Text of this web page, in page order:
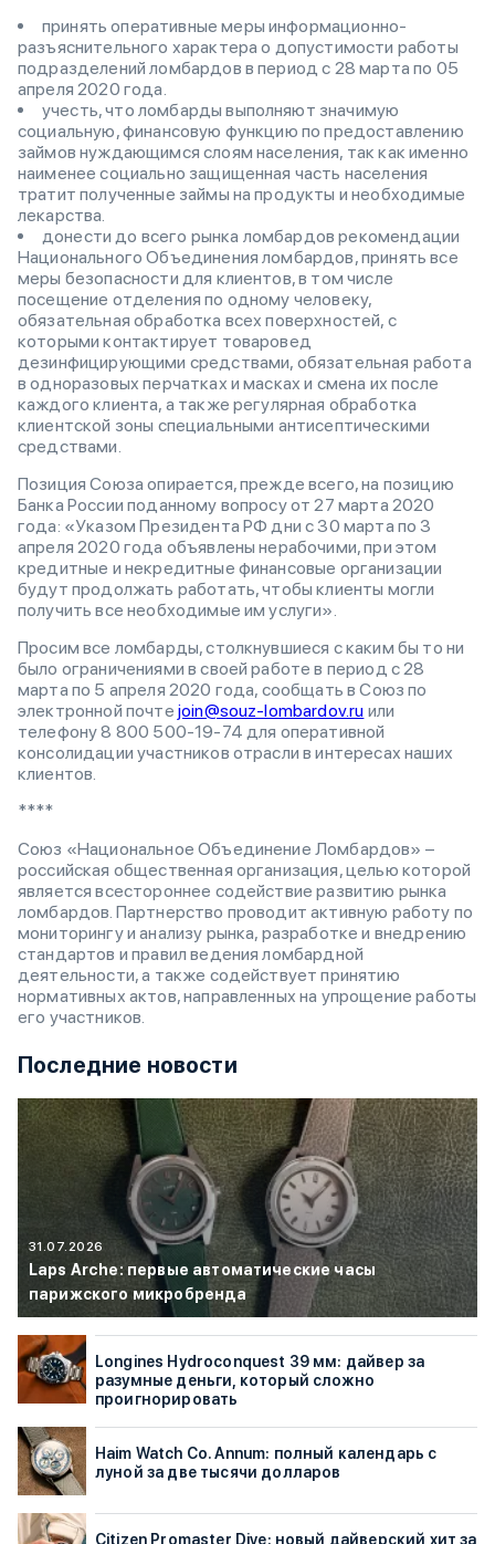
принять оперативные меры информационно-
разъяснительного характера о допустимости работы
подразделений ломбардов в период с 28 марта по 05
апреля 2020 года.
учесть, что ломбарды выполняют значимую
социальную, финансовую функцию по предоставлению
займов нуждающимся слоям населения, так как именно
наименее социально защищенная часть населения
тратит полученные займы на продукты и необходимые
лекарства.
донести до всего рынка ломбардов рекомендации
Национального Объединения ломбардов, принять все
меры безопасности для клиентов, в том числе
посещение отделения по одному человеку,
обязательная обработка всех поверхностей, с
которыми контактирует товаровед
дезинфицирующими средствами, обязательная работа
в одноразовых перчатках и масках и смена их после
каждого клиента, а также регулярная обработка
клиентской зоны специальными антисептическими
средствами.
Позиция Союза опирается, прежде всего, на позицию
Банка России поданному вопросу от 27 марта 2020
года: «Указом Президента РФ дни с 30 марта по 3
апреля 2020 года объявлены нерабочими, при этом
кредитные и некредитные финансовые организации
будут продолжать работать, чтобы клиенты могли
получить все необходимые им услуги».
Просим все ломбарды, столкнувшиеся с каким бы то ни
было ограничениями в своей работе в период с 28
марта по 5 апреля 2020 года, сообщать в Союз по
электронной почте join@souz-lombardov.ru или
телефону 8 800 500-19-74 для оперативной
консолидации участников отрасли в интересах наших
клиентов.
****
Союз «Национальное Объединение Ломбардов» –
российская общественная организация, целью которой
является всестороннее содействие развитию рынка
ломбардов. Партнерство проводит активную работу по
мониторингу и анализу рынка, разработке и внедрению
стандартов и правил ведения ломбардной
деятельности, а также содействует принятию
нормативных актов, направленных на упрощение работы
его участников.
Последние новости
31.07.2026
Laps Arche: первые автоматические часы
парижского микробренда
Longines Hydroconquest 39 мм: дайвер за
разумные деньги, который сложно
проигнорировать
Haim Watch Co. Annum: полный календарь с
луной за две тысячи долларов
Citizen Promaster Dive: новый дайверский хит за